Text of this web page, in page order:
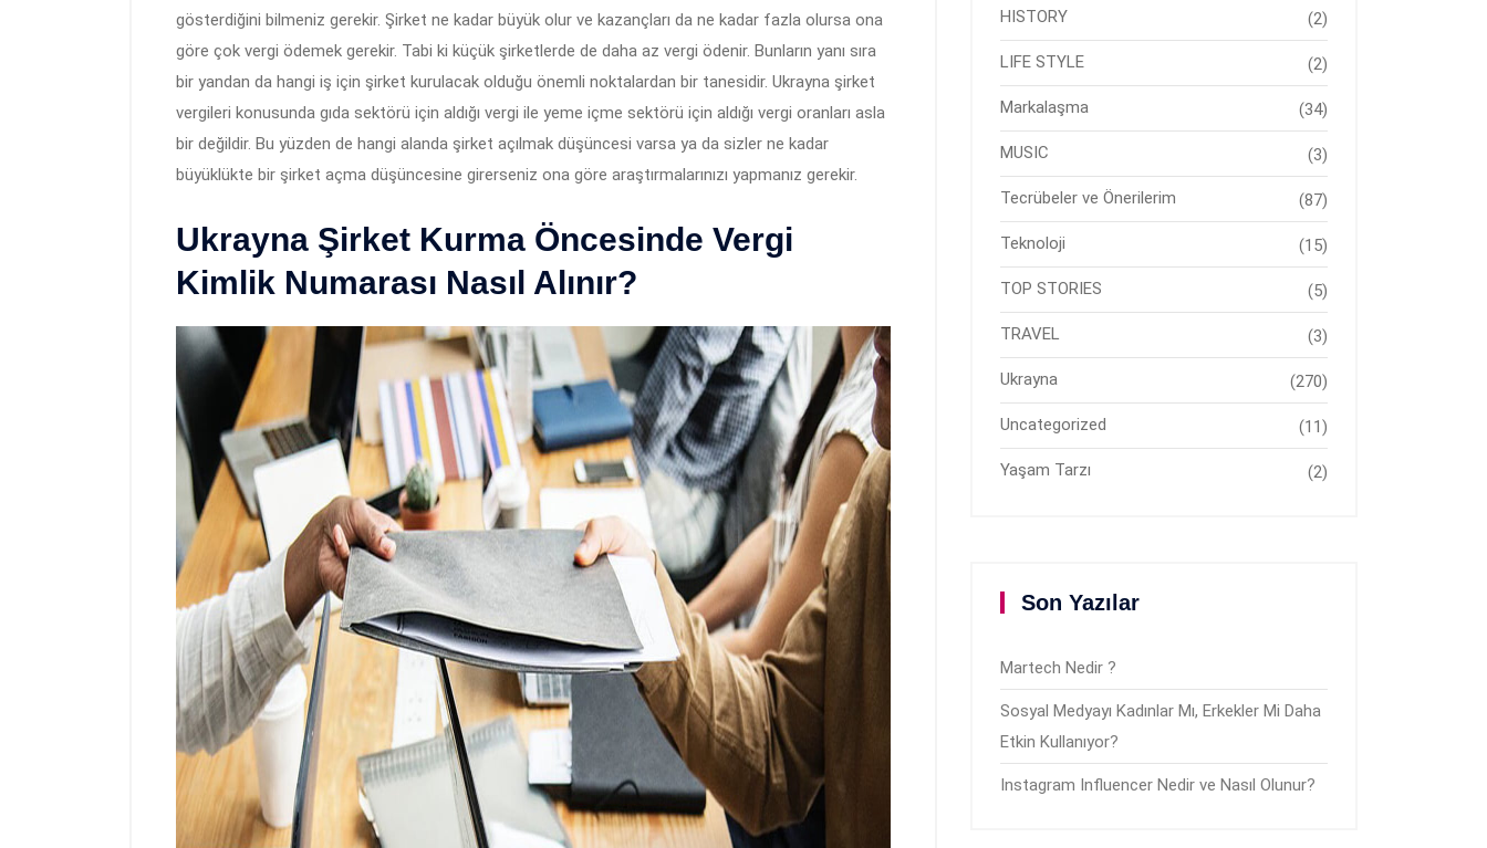
gösterdiğini bilmeniz gerekir. Şirket ne kadar büyük olur ve kazançları da ne kadar fazla olursa ona
göre çok vergi ödemek gerekir. Tabi ki küçük şirketlerde de daha az vergi ödenir. Bunların yanı sıra
bir yandan da hangi iş için şirket kurulacak olduğu önemli noktalardan bir tanesidir. Ukrayna şirket
vergileri konusunda gıda sektörü için aldığı vergi ile yeme içme sektörü için aldığı vergi oranları asla
bir değildir. Bu yüzden de hangi alanda şirket açılmak düşüncesi varsa ya da sizler ne kadar
büyüklükte bir şirket açma düşüncesine girerseniz ona göre araştırmalarınızı yapmanız gerekir.
Ukrayna Şirket Kurma Öncesinde Vergi
Kimlik Numarası Nasıl Alınır?
HISTORY (2)
LIFE STYLE (2)
Markalaşma (34)
MUSIC (3)
Tecrübeler ve Önerilerim (87)
Teknoloji (15)
TOP STORIES (5)
TRAVEL (3)
Ukrayna (270)
Uncategorized (11)
Yaşam Tarzı (2)
Son Yazılar
Martech Nedir ?
Sosyal Medyayı Kadınlar Mı, Erkekler Mi Daha
Etkin Kullanıyor?
Instagram Influencer Nedir ve Nasıl Olunur?